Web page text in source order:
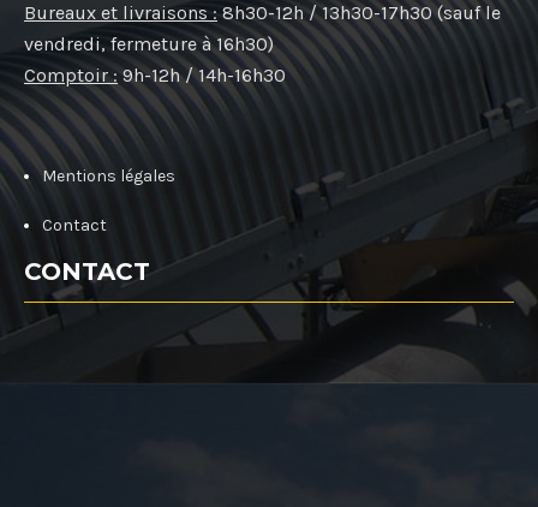
Bureaux et livraisons : 8h30-12h / 13h30-17h30 (sauf le
vendredi, fermeture à 16h30)
Comptoir : 9h-12h / 14h-16h30
Mentions légales
Contact
CONTACT